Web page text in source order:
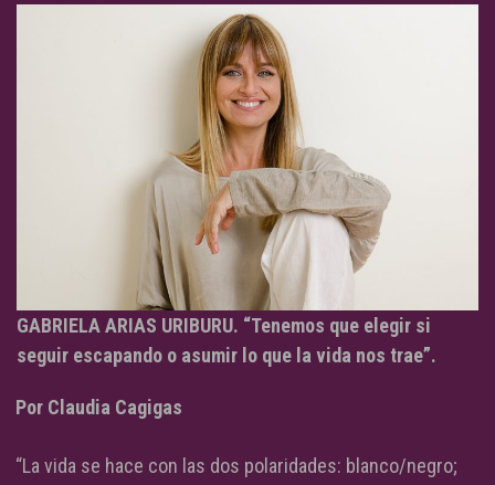
GABRIELA ARIAS URIBURU. “Tenemos que elegir si
seguir escapando o asumir lo que la vida nos trae”.
Por Claudia Cagigas
“La vida se hace con las dos polaridades: blanco/negro;